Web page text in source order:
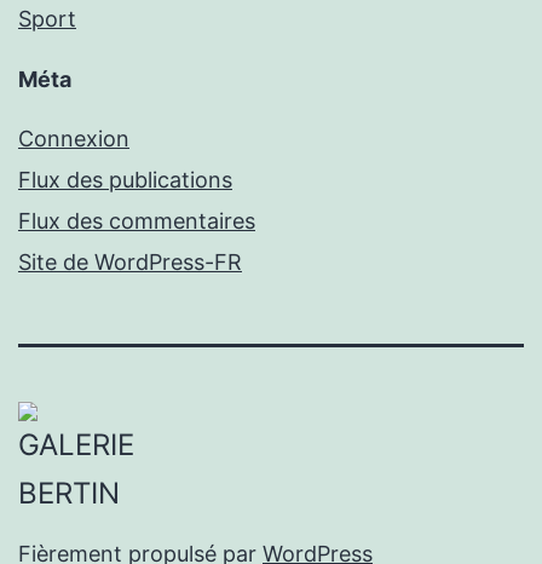
Sport
Méta
Connexion
Flux des publications
Flux des commentaires
Site de WordPress-FR
Fièrement propulsé par WordPress